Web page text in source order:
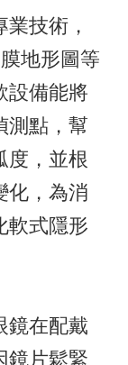
技術，
地形圖等
設備能將
測點，幫
度，並根
化，為消
軟式隱形
鏡在配戴
鏡片鬆緊